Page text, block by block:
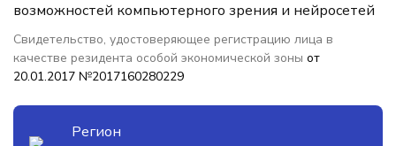
возможностей компьютерного зрения и нейросетей
Свидетельство, удостоверяющее регистрацию лица в
качестве резидента особой экономической зоны от
20.01.2017 №2017160280229
Регион